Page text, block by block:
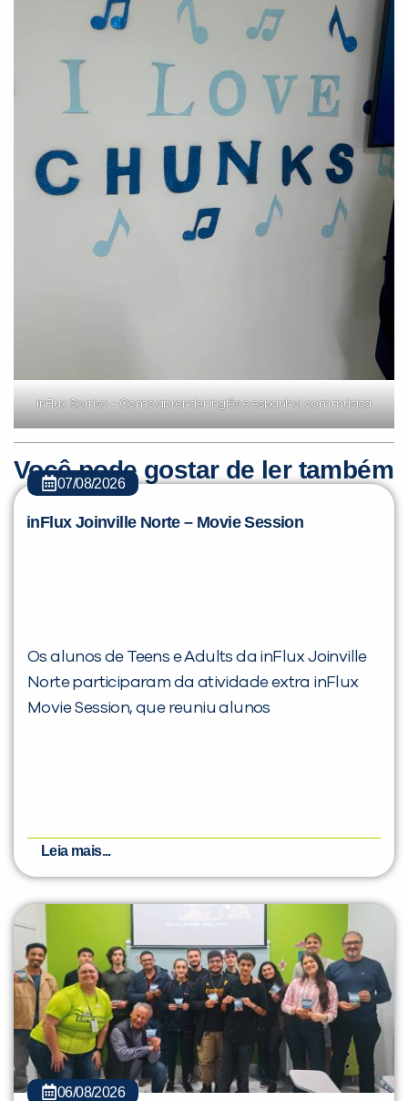
inFlux Sorriso – Como aprender inglês e espanhol com música
Você pode gostar de ler também
07/08/2026
inFlux Joinville Norte – Movie Session
Os alunos de Teens e Adults da inFlux Joinville
Norte participaram da atividade extra inFlux
Movie Session, que reuniu alunos
Leia mais...
06/08/2026